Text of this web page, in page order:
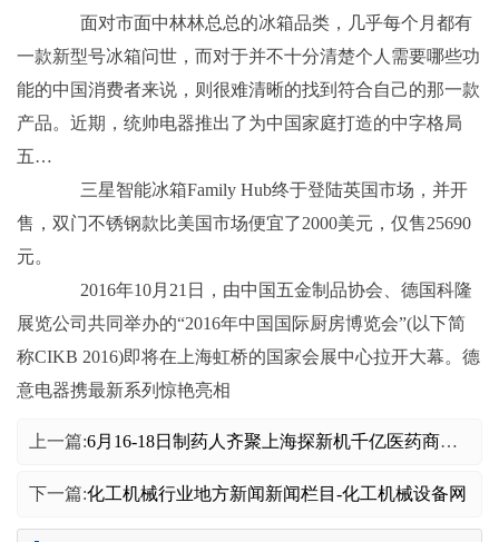
面对市面中林林总总的冰箱品类，几乎每个月都有
一款新型号冰箱问世，而对于并不十分清楚个人需要哪些功
能的中国消费者来说，则很难清晰的找到符合自己的那一款
产品。近期，统帅电器推出了为中国家庭打造的中字格局
五…
三星智能冰箱Family Hub终于登陆英国市场，并开
售，双门不锈钢款比美国市场便宜了2000美元，仅售25690
元。
2016年10月21日，由中国五金制品协会、德国科隆
展览公司共同举办的“2016年中国国际厨房博览会”(以下简
称CIKB 2016)即将在上海虹桥的国家会展中心拉开大幕。德
意电器携最新系列惊艳亮相
上一篇:6月16-18日制药人齐聚上海探新机千亿医药商场迎来迸发
下一篇:化工机械行业地方新闻新闻栏目-化工机械设备网